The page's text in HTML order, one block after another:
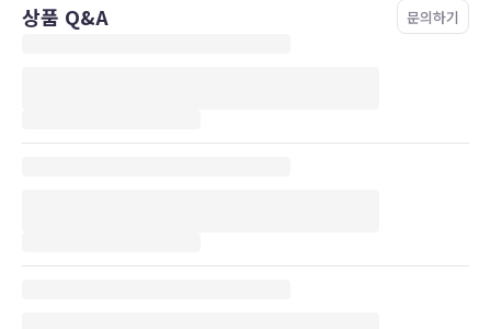
상품 Q&A 문의하기